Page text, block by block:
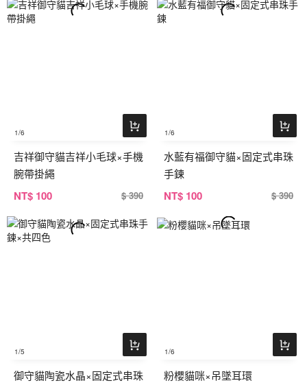
1/6
吉祥御守貓吉祥小毛球×手機
腕帶掛繩
NT$ 100 $ 390
1/6
水藍有福御守貓×固定式串珠
手鍊
NT$ 100 $ 390
1/5
御守貓陶瓷水晶×固定式串珠
1/6
粉櫻貓咪×吊墜耳環